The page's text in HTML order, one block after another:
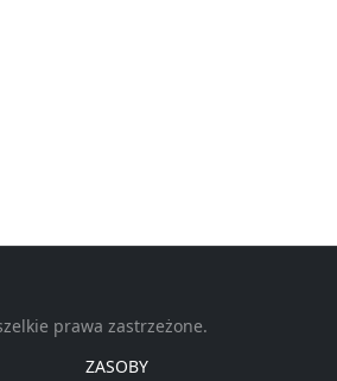
prawa zastrzeżone.
ZASOBY